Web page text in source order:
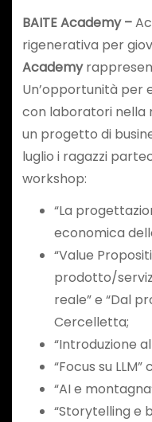
BAITE Academy –
rigenerativa per
Academy
Un’opportunità per
con laboratori nella
un progetto di
luglio i ragazzi
workshop:
“La
economica
“Value
prodotto/
reale” e “Dal
Cercelletta;
“Introduzione
“Focus su
“AI e
“Storytelling e